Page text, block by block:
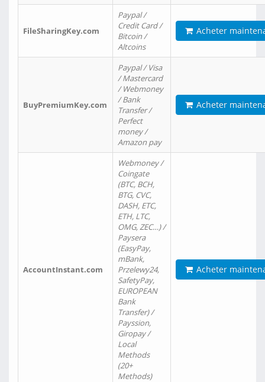
FileSharingKey.com
Paypal /
Credit Card /
Bitcoin /
Altcoins
Acheter
BuyPremiumKey.com
Paypal / Visa
/ Mastercard
/ Webmoney
/ Bank
Transfer /
Perfect
money /
Amazon pay
Acheter
AccountInstant.com
Webmoney /
Coingate
(BTC, BCH,
BTG, CVC,
DASH, ETC,
ETH, LTC,
OMG, ZEC…) /
Paysera
(EasyPay,
mBank,
Przelewy24,
SafetyPay,
EUROPEAN
Bank
Transfer) /
Payssion,
Giropay /
Local
Methods
(20+
Methods)
Acheter